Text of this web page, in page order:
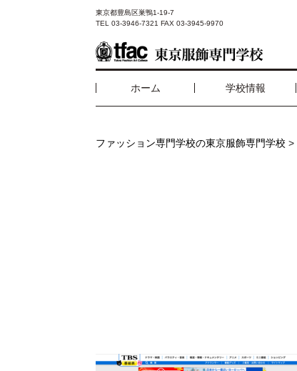
東京都豊島区巣鴨1-19-7
TEL 03-3946-7321 FAX 03-3945-9970
ホーム 学校情報
ファッション専門学校の東京服飾専門学校 >